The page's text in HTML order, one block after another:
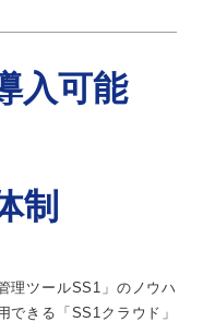
入可能
制
理ツールSS1」のノウハ
できる「SS1クラウド」